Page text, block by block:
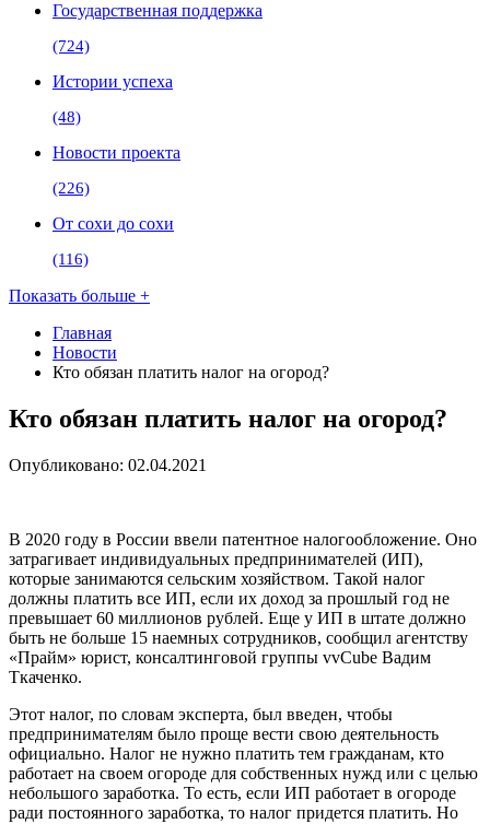
Государственная поддержка
(724)
Истории успеха
(48)
Новости проекта
(226)
От сохи до сохи
(116)
Показать больше +
Главная
Новости
Кто обязан платить налог на огород?
Кто обязан платить налог на огород?
Опубликовано: 02.04.2021
В 2020 году в России ввели патентное налогообложение. Оно
затрагивает индивидуальных предпринимателей (ИП),
которые занимаются сельским хозяйством. Такой налог
должны платить все ИП, если их доход за прошлый год не
превышает 60 миллионов рублей. Еще у ИП в штате должно
быть не больше 15 наемных сотрудников, сообщил агентству
«Прайм» юрист, консалтинговой группы vvCube Вадим
Ткаченко.
Этот налог, по словам эксперта, был введен, чтобы
предпринимателям было проще вести свою деятельность
официально. Налог не нужно платить тем гражданам, кто
работает на своем огороде для собственных нужд или с целью
небольшого заработка. То есть, если ИП работает в огороде
ради постоянного заработка, то налог придется платить. Но